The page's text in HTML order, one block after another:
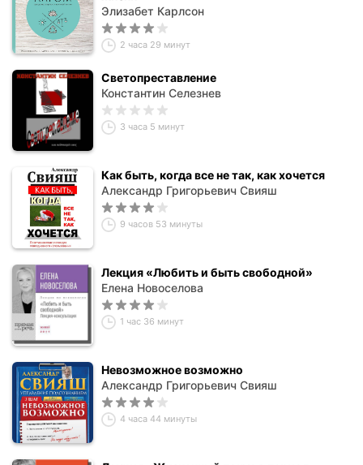
Элизабет Карлсон
2 часа 29 минут
Светопреставление
Константин Селезнев
3 часа 5 минут
Как быть, когда все не так, как хочется
Александр Григорьевич Свияш
9 часов 53 минуты
Лекция «Любить и быть свободной»
Елена Новоселова
1 час 36 минут
Невозможное возможно
Александр Григорьевич Свияш
4 часа 44 минуты